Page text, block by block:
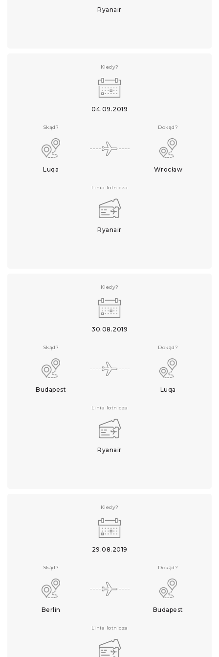
Ryanair
Kiedy?
04.09.2019
Skąd?
Luqa
Dokąd?
Wrocław
Linia lotnicza
Ryanair
Kiedy?
30.08.2019
Skąd?
Budapest
Dokąd?
Luqa
Linia lotnicza
Ryanair
Kiedy?
29.08.2019
Skąd?
Berlin
Dokąd?
Budapest
Linia lotnicza